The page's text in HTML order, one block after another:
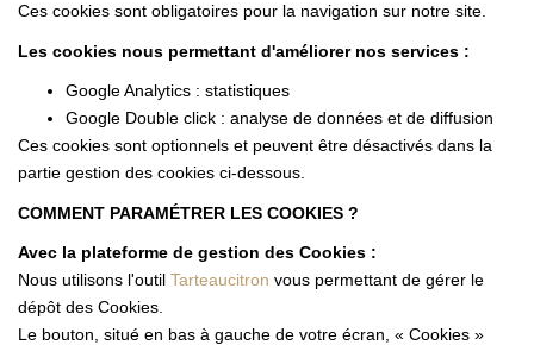
Ces cookies sont obligatoires pour la navigation sur notre site.
Les cookies nous permettant d'améliorer nos services :
Google Analytics : statistiques
Google Double click : analyse de données et de diffusion
Ces cookies sont optionnels et peuvent être désactivés dans la
partie gestion des cookies ci-dessous.
COMMENT PARAMÉTRER LES COOKIES ?
Avec la plateforme de gestion des Cookies :
Nous utilisons l'outil Tarteaucitron vous permettant de gérer le
dépôt des Cookies.
Le bouton, situé en bas à gauche de votre écran, « Cookies »